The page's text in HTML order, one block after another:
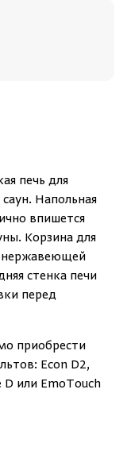
печь для
Напольная
впишется
Корзина для
нержавеющей
стенка печи
перед
приобрести
Econ D2,
D или EmoTouch